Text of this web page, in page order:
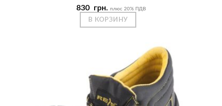
830 грн. плюс 20% ПДВ
В КОРЗИНУ